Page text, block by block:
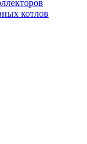
котлов